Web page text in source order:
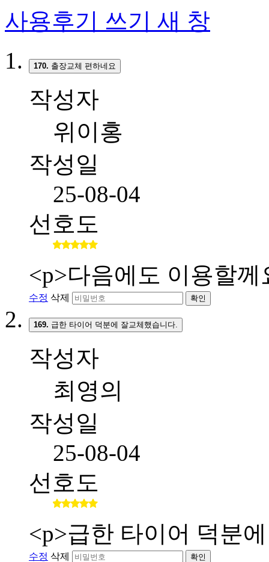
사용후기 쓰기 새 창
170. 출장교체 편하네요
작성자
위이홍
작성일
25-08-04
선호도
<p>다음에도 이용할께
수정 삭제 확인
169. 급한 타이어 덕분에 잘교체했습니다.
작성자
최영의
작성일
25-08-04
선호도
<p>급한 타이어 덕분
수정 삭제 확인